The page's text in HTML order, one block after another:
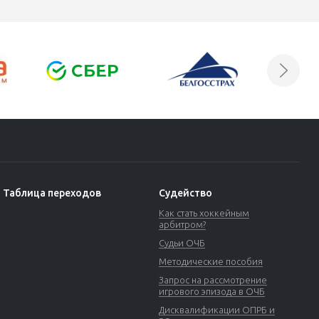
Таблица переходов Судейство
Как стать хоккейным
арбитром?
Судьи ОЧБ
Методические пособия
Запрос на рассмотрение
игрового эпизода в ОЧБ
Дисквалификации ОПРБ и